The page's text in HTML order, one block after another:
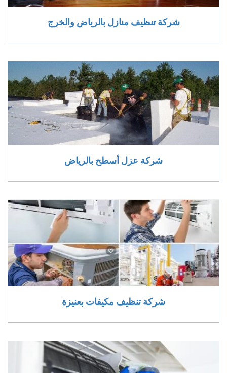
شركة تنظيف منازل بالرياض والخرج
شركة عزل أسطح بالرياض
شركة تنظيف مكيفات بعنيزة